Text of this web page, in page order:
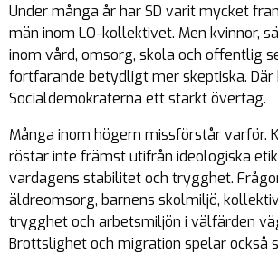
Under många år har SD varit mycket
män inom LO-kollektivet. Men kvinnor,
inom vård, omsorg, skola och offentlig
fortfarande betydligt mer skeptiska. Där
Socialdemokraterna ett starkt övertag.
Många inom högern missförstår varför.
röstar inte främst utifrån ideologiska
vardagens stabilitet och trygghet.
äldreomsorg, barnens skolmiljö,
trygghet och arbetsmiljön i välfärden
Brottslighet och migration spelar också